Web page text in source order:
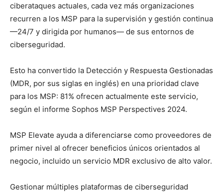
ciberataques actuales, cada vez más organizaciones
recurren a los MSP para la supervisión y gestión continua
—24/7 y dirigida por humanos— de sus entornos de
ciberseguridad.
Esto ha convertido la Detección y Respuesta Gestionadas
(MDR, por sus siglas en inglés) en una prioridad clave
para los MSP: 81% ofrecen actualmente este servicio,
según el informe Sophos MSP Perspectives 2024.
MSP Elevate ayuda a diferenciarse como proveedores de
primer nivel al ofrecer beneficios únicos orientados al
negocio, incluido un servicio MDR exclusivo de alto valor.
Gestionar múltiples plataformas de ciberseguridad